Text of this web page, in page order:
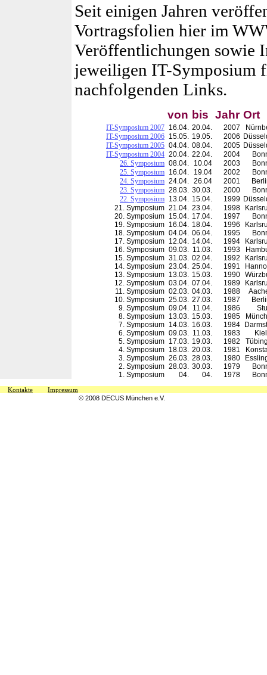
Seit einigen Jahren
Vortragsfolien hier im
Veröffentlichungen sowie
jeweiligen IT-Symposium
nachfolgenden Links.
von bis Jahr Ort
IT-Symposium 2007 16.04. 20.04. 2007
IT-Symposium 2006 15.05. 19.05. 2006
IT-Symposium 2005 04.04. 08.04. 2005
IT-Symposium 2004 20.04. 22.04. 2004
26. Symposium 08.04. 10.04 2003
25. Symposium 16.04. 19.04 2002
24. Symposium 24.04. 26.04 2001
23. Symposium 28.03. 30.03. 2000
22. Symposium 13.04. 15.04. 1999
21. Symposium 21.04. 23.04. 1998
20. Symposium 15.04. 17.04. 1997
19. Symposium 16.04. 18.04. 1996
18. Symposium 04.04. 06.04. 1995
17. Symposium 12.04. 14.04. 1994
16. Symposium 09.03. 11.03. 1993
15. Symposium 31.03. 02.04. 1992
14. Symposium 23.04. 25.04. 1991
13. Symposium 13.03. 15.03. 1990
12. Symposium 03.04. 07.04. 1989
11. Symposium 02.03. 04.03. 1988
10. Symposium 25.03. 27.03. 1987
9. Symposium 09.04. 11.04. 1986
8. Symposium 13.03. 15.03. 1985
7. Symposium 14.03. 16.03. 1984
6. Symposium 09.03. 11.03. 1983
Kiel
5. Symposium 17.03. 19.03. 1982
4. Symposium 18.03. 20.03. 1981
3. Symposium 26.03. 28.03. 1980
2. Symposium 28.03. 30.03. 1979
1. Symposium
04. 04. 1978
Kontakte
Impressum
© 2008 DECUS München e.V.